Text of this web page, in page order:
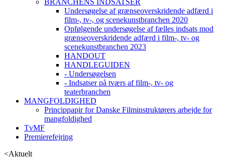
BRANCHENS INDSATSER
Undersøgelse af grænseoverskridende adfærd i
film-, tv-, og scenekunstbranchen 2020
Opfølgende undersøgelse af fælles indsats mod
grænseoverskridende adfærd i film-, tv- og
scenekunstbranchen 2023
HANDOUT
HANDLEGUIDEN
- Undersøgelsen
- Indsatser på tværs af film-, tv- og
teaterbranchen
MANGFOLDIGHED
Princippapir for Danske Filminstruktørers arbejde for
mangfoldighed
TvMF
Premierefejring
<Aktuelt